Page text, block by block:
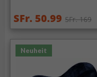
SFr. 50.99 SFr. 169
Neuheit